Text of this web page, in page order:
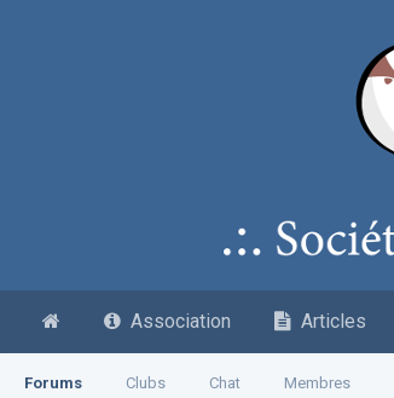
Association Articles
Forums Clubs Chat Membres